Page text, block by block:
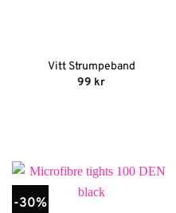
Vitt Strumpeband
99 kr
-30%